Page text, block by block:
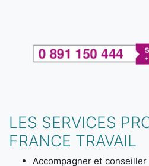
LES SERVICES
FRANCE TRAVAIL
Accompagner et conseiller